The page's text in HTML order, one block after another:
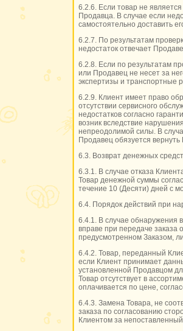
6.2.6. Если товар не
Продавца. В случае если
самостоятельно доставить
6.2.7. По результатам
недостаток отвечает
6.2.8. Если по результатам
или Продавец не несет за
экспертизы и транспортные
6.2.9. Клиент имеет право
отсутствии сервисного
недостатков согласно
возник вследствие
непреодолимой силы. В
Продавец обязуется
6.3. Возврат денежных
6.3.1. В случае отказа
Товар денежной суммы
течение 10 (Десяти) дней с
6.4. Порядок действий при
6.4.1. В случае обнаружения
вправе при передаче заказа
предусмотренном Заказом,
6.4.2. Товар, переданный
если Клиент принимает
установленной Продавцом
Товар отсутствует в
оплачивается по цене,
6.4.3. Замена Товара, не
заказа по согласованию
Клиентом за